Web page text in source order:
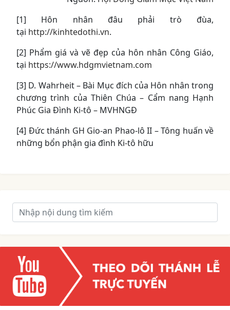
[1] Hôn nhân đâu phải trò đùa,
tại http://kinhtedothi.vn.
[2] Phẩm giá và vẽ đẹp của hôn nhân Công Giáo,
tại https://www.hdgmvietnam.com
[3] D. Wahrheit – Bài Mục đích của Hôn nhân trong
chương trình của Thiên Chúa – Cẩm nang Hạnh
Phúc Gia Đình Ki-tô – MVHNGĐ
[4] Đức thánh GH Gio-an Phao-lô II – Tông huấn về
những bổn phận gia đình Ki-tô hữu